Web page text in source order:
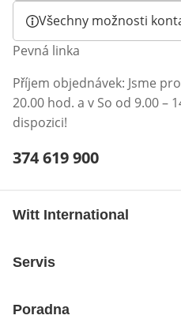
Všechny možnosti
Pevná linka
Příjem objednávek: Jsme
20.00 hod. a v So od 9.00 –
dispozici!
Telefonní číslo:
374 619 900
Witt International
Servis
Poradna